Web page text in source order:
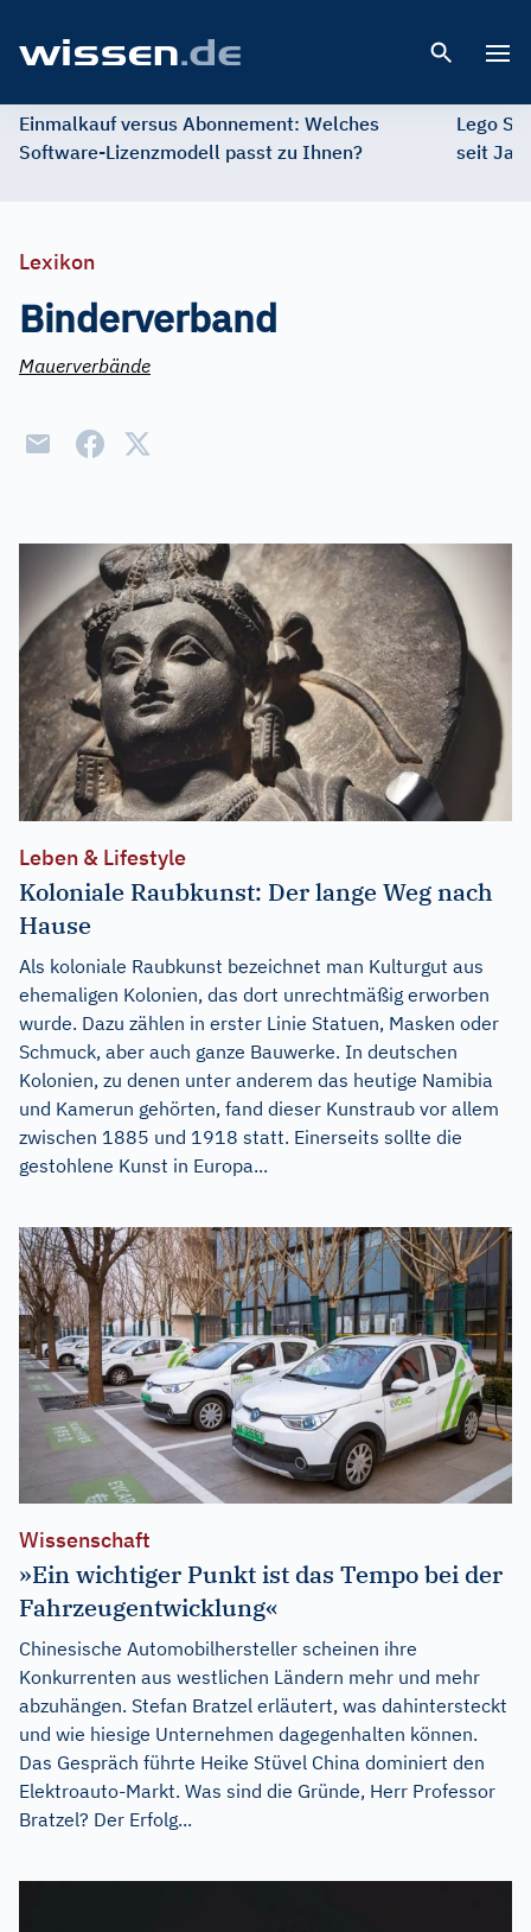
Einmalkauf versus Abonnement: Welches
Software-Lizenzmodell passt zu Ihnen?
Lego
seit
Lexikon
Binderverband
Mauerverbände
Leben & Lifestyle
Koloniale Raubkunst: Der lange Weg nach
Hause
Als koloniale Raubkunst bezeichnet man Kulturgut aus
ehemaligen Kolonien, das dort unrechtmäßig erworben
wurde. Dazu zählen in erster Linie Statuen, Masken oder
Schmuck, aber auch ganze Bauwerke. In deutschen
Kolonien, zu denen unter anderem das heutige Namibia
und Kamerun gehörten, fand dieser Kunstraub vor allem
zwischen 1885 und 1918 statt. Einerseits sollte die
gestohlene Kunst in Europa...
Wissenschaft
»Ein wichtiger Punkt ist das Tempo bei der
Fahrzeugentwicklung«
Chinesische Automobilhersteller scheinen ihre
Konkurrenten aus westlichen Ländern mehr und mehr
abzuhängen. Stefan Bratzel erläutert, was dahintersteckt
und wie hiesige Unternehmen dagegenhalten können.
Das Gespräch führte Heike Stüvel China dominiert den
Elektroauto-Markt. Was sind die Gründe, Herr Professor
Bratzel? Der Erfolg...